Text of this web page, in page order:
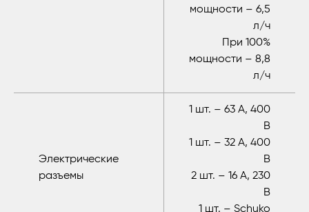
мощности – 6,5
л/ч
При 100%
мощности – 8,8
л/ч
Электрические
разъемы
1 шт. – 63 A, 400
В
1 шт. – 32 A, 400
В
2 шт. – 16 A, 230
В
1 шт. – Schuko